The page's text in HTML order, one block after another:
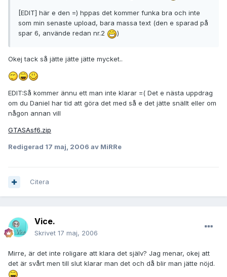
[EDIT] här e den =) hppas det kommer funka bra och inte
som min senaste upload, bara massa text (den e sparad på
spar 6, använde redan nr.2
)
Okej tack så jätte jätte jätte mycket..
EDIT:Så kommer ännu ett man inte klarar =( Det e nästa uppdrag
om du Daniel har tid att göra det med så e det jätte snällt eller om
någon annan vill
GTASAsf6.zip
Redigerad 17 maj, 2006 av MiRRe
Citera
Vice.
Skrivet 17 maj, 2006
Mirre, är det inte roligare att klara det själv? Jag menar, okej att
det är svårt men till slut klarar man det och då blir man jätte nöjd.